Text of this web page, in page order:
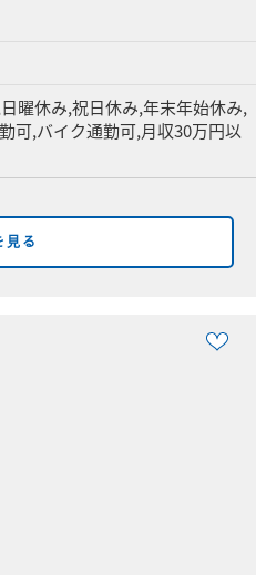
曜休み,祝日休み,年末年始休み,
可,バイク通勤可,月収30万円以
見る